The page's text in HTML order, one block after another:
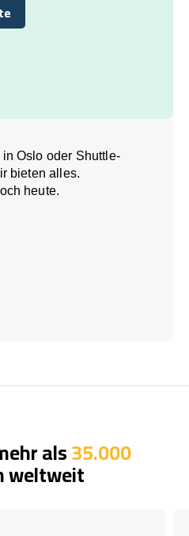
Oslo oder Shuttle-
bieten alles.
heute.
als35.000
weltweit